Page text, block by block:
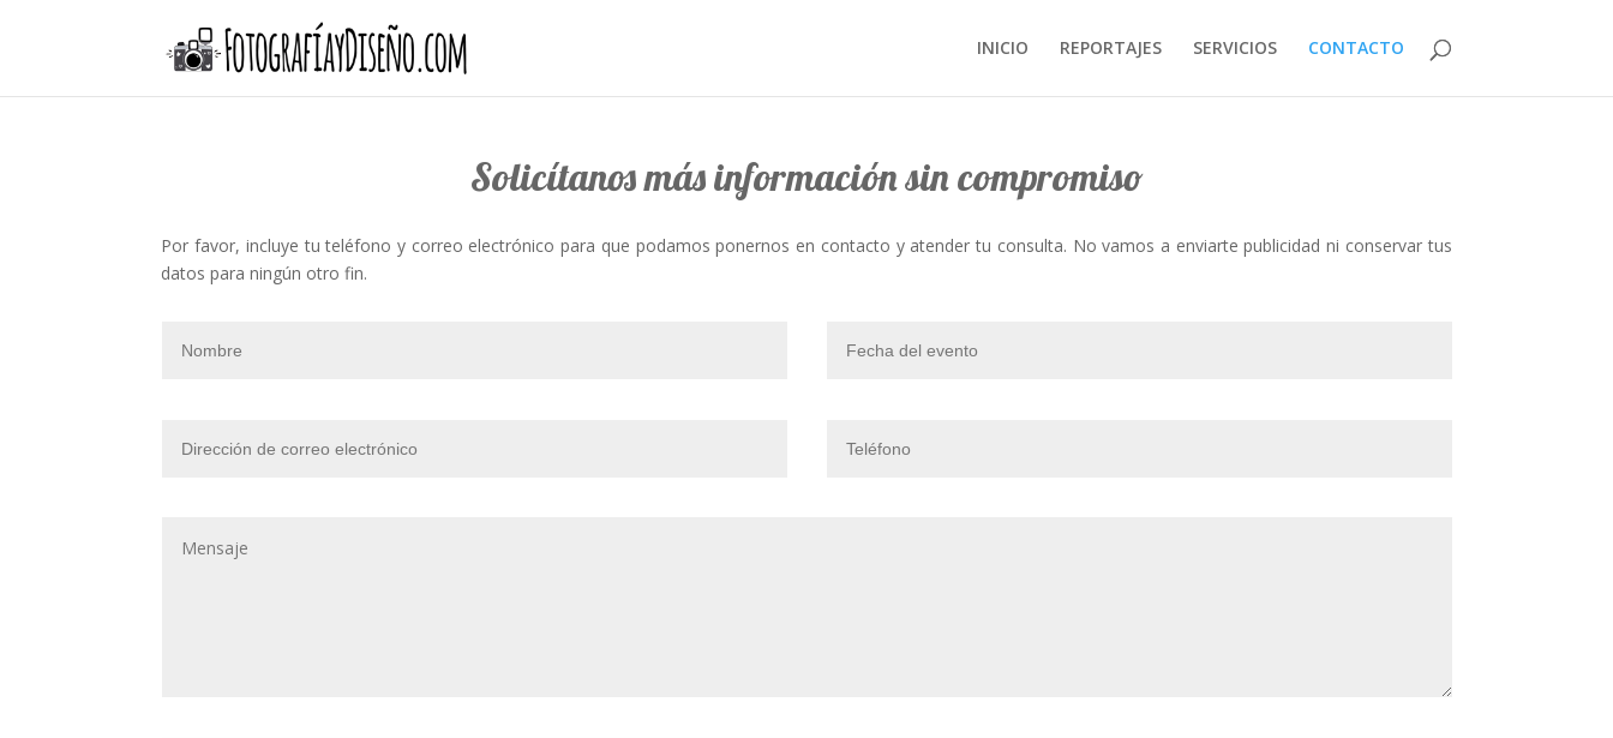
INICIO REPORTAJES SERVICIOS CONTACTO
Solicítanos más información sin compromiso
Por favor, incluye tu teléfono y correo electrónico para que podamos ponernos en contacto y atender tu consulta. No vamos a enviarte publicidad ni conservar tus
datos para ningún otro fin.